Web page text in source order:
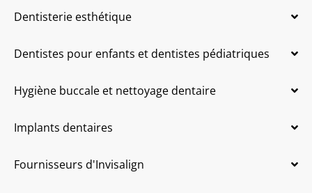
Dentisterie esthétique
Dentistes pour enfants et dentistes pédiatriques
Hygiène buccale et nettoyage dentaire
Implants dentaires
Fournisseurs d'Invisalign